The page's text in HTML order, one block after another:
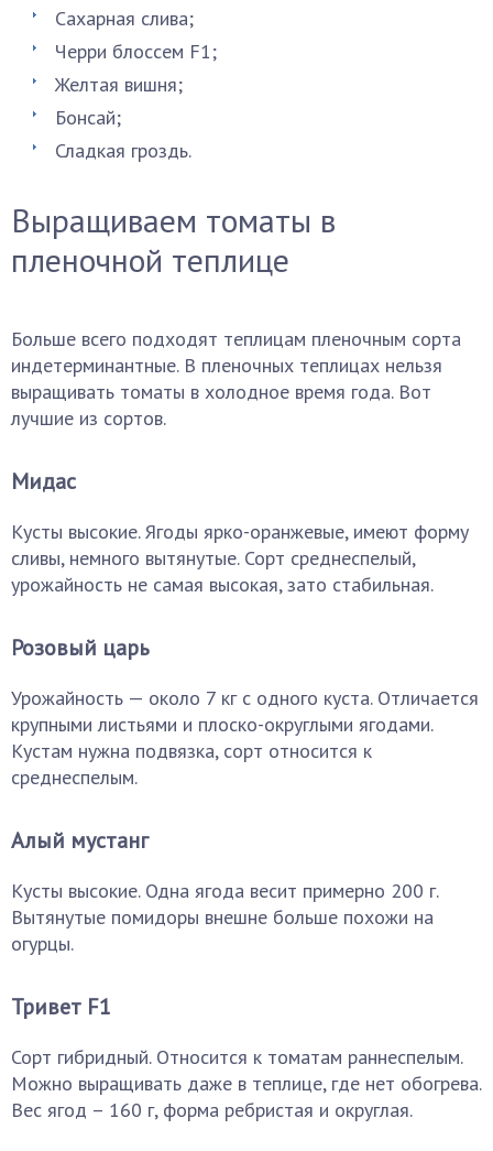
Сахарная слива;
Черри блоссем F1;
Желтая вишня;
Бонсай;
Сладкая гроздь.
Выращиваем томаты в
пленочной теплице
Больше всего подходят теплицам пленочным сорта
индетерминантные. В пленочных теплицах нельзя
выращивать томаты в холодное время года. Вот
лучшие из сортов.
Мидас
Кусты высокие. Ягоды ярко-оранжевые, имеют форму
сливы, немного вытянутые. Сорт среднеспелый,
урожайность не самая высокая, зато стабильная.
Розовый царь
Урожайность — около 7 кг с одного куста. Отличается
крупными листьями и плоско-округлыми ягодами.
Кустам нужна подвязка, сорт относится к
среднеспелым.
Алый мустанг
Кусты высокие. Одна ягода весит примерно 200 г.
Вытянутые помидоры внешне больше похожи на
огурцы.
Тривет F1
Сорт гибридный. Относится к томатам раннеспелым.
Можно выращивать даже в теплице, где нет обогрева.
Вес ягод – 160 г, форма ребристая и округлая.